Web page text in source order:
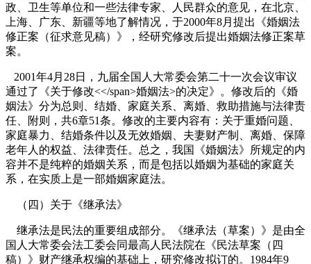
政、卫生等单位和一些法律专家、人民群众的意见，在北京、
上海、广东、新疆等地了解情况，于2000年8月提出《婚姻法
修正案（征求意见稿）》，经研究修改后提出婚姻法修正案草
案。
2001年4月 28日
，九届全国人大常委会第二十一次会议审议
通过了《关于修改<</span>婚姻法>的决定》。修改后的《婚
姻法》分为总则、结婚、家庭关系、离婚、救助措施与法律责
任、附则，共6章51条。修改的主要内容有：关于重婚问题、
家庭暴力、结婚条件以及无效婚姻、夫妻财产制、离婚、保障
老年人的权益、法律责任。总之，我国《婚姻法》所规定的内
容并不是纯粹的婚姻关系，而是包括以婚姻为基础的家庭关
系，在实质上是一部婚姻家庭法。
（四）关于《继承法》
继承法是民法的重要组成部分。《继承法（草案）》是由全
国人大常委会法工委会同最高人民法院在《民法草案（四
稿）》财产继承权编的基础上，研究修改拟订的。 1984年9